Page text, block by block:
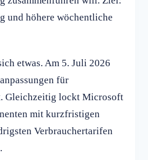
und höhere wöchentliche
etwas. Am 5. Juli 2026
für
Gleichzeitig lockt Microsoft
mit kurzfristigen
Verbrauchertarifen